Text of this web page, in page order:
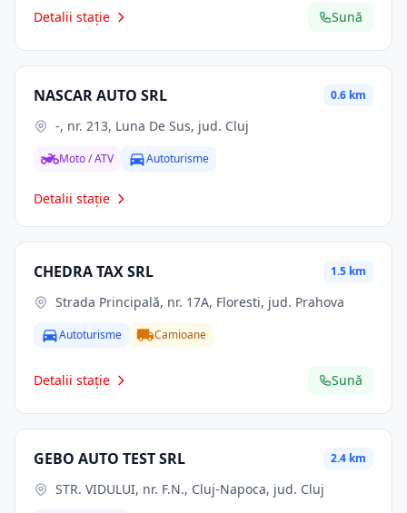
Detalii stație Sună
NASCAR AUTO SRL 0.6 km
-, nr. 213, Luna De Sus, jud. Cluj
Moto / ATV Autoturisme
Detalii stație
CHEDRA TAX SRL 1.5 km
Strada Principală, nr. 17A, Floresti, jud. Prahova
Autoturisme Camioane
Detalii stație Sună
GEBO AUTO TEST SRL 2.4 km
STR. VIDULUI, nr. F.N., Cluj-Napoca, jud. Cluj